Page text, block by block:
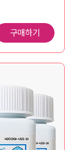
구매하기